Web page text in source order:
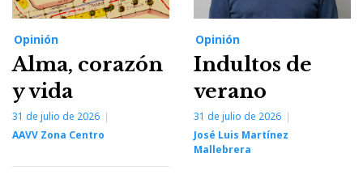
Opinión
Alma, corazón
y vida
31 de julio de 2026
AAVV Zona Centro
Opinión
Indultos de
verano
31 de julio de 2026
José Luis Martínez
Mallebrera